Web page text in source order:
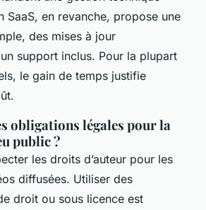
SaaS, en revanche, propose une
des mises à jour
support inclus. Pour la plupart
le gain de temps justifie
obligations légales pour la
public ?
les droits d’auteur pour les
diffusées. Utiliser des
droit ou sous licence est